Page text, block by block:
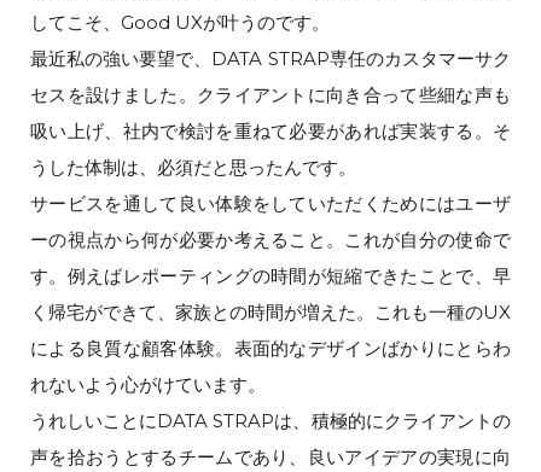
してこそ、Good UXが叶うのです。
最近私の強い要望で、DATA STRAP専任のカスタマーサク
セスを設けました。クライアントに向き合って些細な声も
吸い上げ、社内で検討を重ねて必要があれば実装する。そ
うした体制は、必須だと思ったんです。
サービスを通して良い体験をしていただくためにはユーザ
ーの視点から何が必要か考えること。これが自分の使命で
す。例えばレポーティングの時間が短縮できたことで、早
く帰宅ができて、家族との時間が増えた。これも一種のUX
による良質な顧客体験。表面的なデザインばかりにとらわ
れないよう心がけています。
うれしいことにDATA STRAPは、積極的にクライアントの
声を拾おうとするチームであり、良いアイデアの実現に向